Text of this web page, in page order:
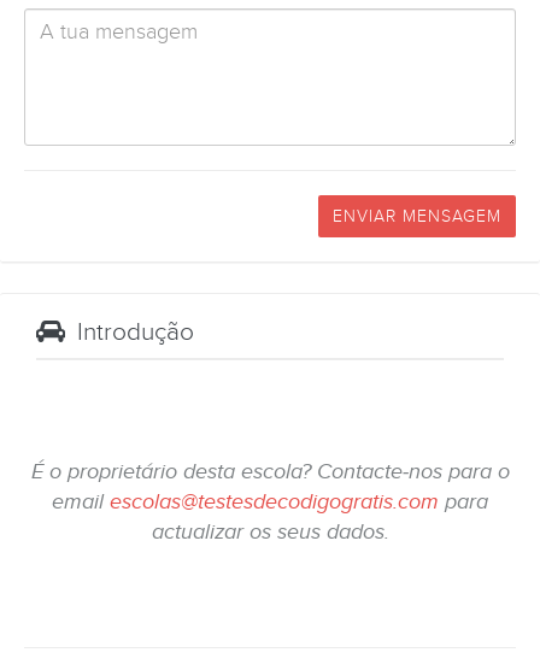
ENVIAR MENSAGEM
Introdução
É o proprietário desta escola? Contacte-nos para o
emailescolas@testesdecodigogratis.com para
actualizar os seus dados.